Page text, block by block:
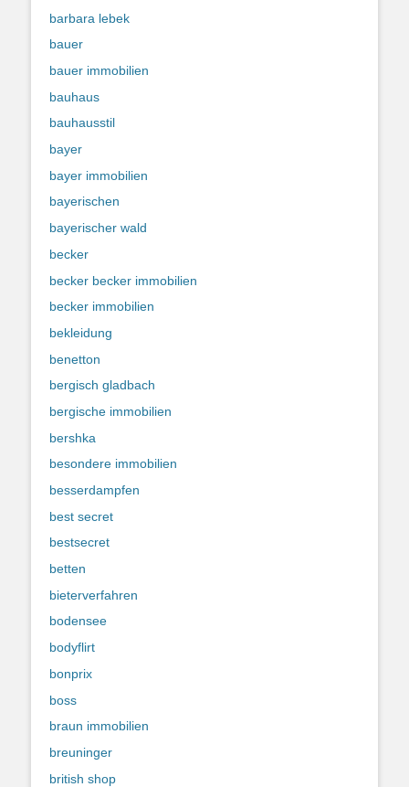
barbara lebek
bauer
bauer immobilien
bauhaus
bauhausstil
bayer
bayer immobilien
bayerischen
bayerischer wald
becker
becker becker immobilien
becker immobilien
bekleidung
benetton
bergisch gladbach
bergische immobilien
bershka
besondere immobilien
besserdampfen
best secret
bestsecret
betten
bieterverfahren
bodensee
bodyflirt
bonprix
boss
braun immobilien
breuninger
british shop